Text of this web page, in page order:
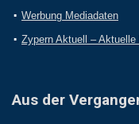
Werbung Mediadaten
Zypern Aktuell –
Aus der